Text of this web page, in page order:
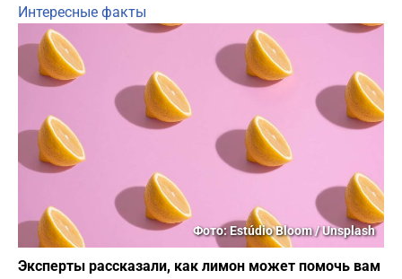
Интересные факты
Фото: Estúdio Bloom / Unsplash
Эксперты рассказали, как лимон может помочь вам